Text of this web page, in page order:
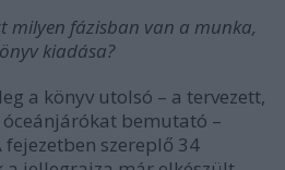
milyen fázisban van a munka,
kiadása?
a könyv utolsó – a tervezett,
bemutató –
szereplő 34